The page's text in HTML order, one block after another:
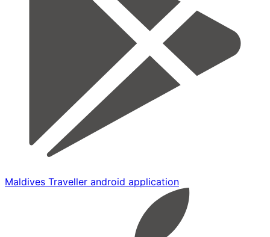
Maldives Traveller android application